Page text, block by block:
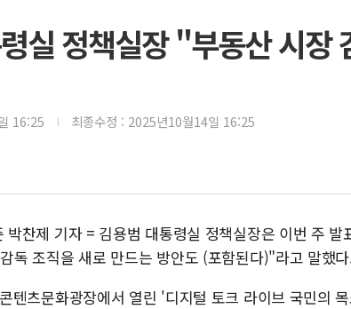
실 정책실장 "부동산 시장
16:25 최종수정 : 2025년10월14일 16:25
찬제 기자 = 김용범 대통령실 정책실장은 이번 주 발
독 조직을 새로 만드는 방안도 (포함된다)"라고 말했
텐츠문화광장에서 열린 '디지털 토크 라이브 국민의